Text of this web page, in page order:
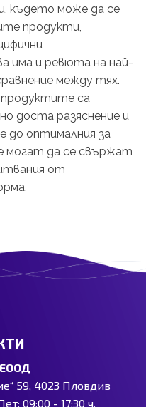
където може да се
продукти,
има и ревюта на най-
между тях.
са
доста разяснение и
до оптималния за
могат да се свържат
от
59, 4023 Пловдив
09:00 - 17:30 ч.